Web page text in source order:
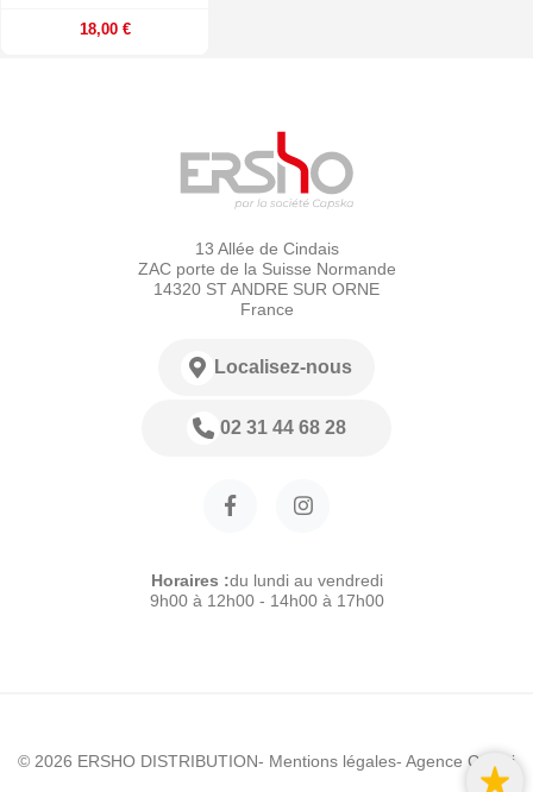
18,00 €
13 Allée de Cindais
ZAC porte de la Suisse Normande
14320 ST ANDRE SUR ORNE
France
Localisez-nous
02 31 44 68 28
Horaires :du lundi au vendredi
9h00 à 12h00 - 14h00 à 17h00
© 2026 ERSHO DISTRIBUTION- Mentions légales- Agence Colibri